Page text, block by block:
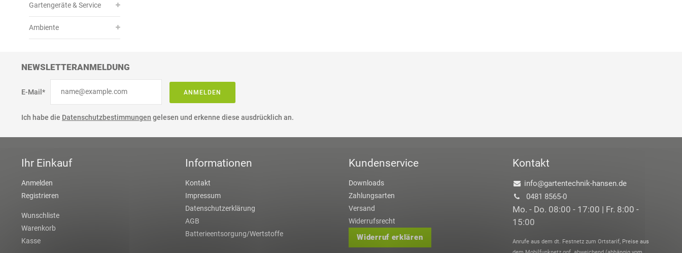
Gartengeräte & Service
Ambiente
NEWSLETTERANMELDUNG
E-Mail* ANMELDEN
Ich habe die Datenschutzbestimmungen gelesen und erkenne diese ausdrücklich an.
Ihr Einkauf
Anmelden
Registrieren
Wunschliste
Warenkorb
Kasse
Informationen
Kontakt
Impressum
Datenschutzerklärung
AGB
Batterieentsorgung/Wertstoffe
Kundenservice
Downloads
Zahlungsarten
Versand
Widerrufsrecht
Widerruf erklären
Kontakt
info@gartentechnik-hansen.de
0481 8565-0
Mo. - Do. 08:00 - 17:00 | Fr. 8:00 -
15:00
Anrufe aus dem dt. Festnetz zum Ortstarif, Preise aus